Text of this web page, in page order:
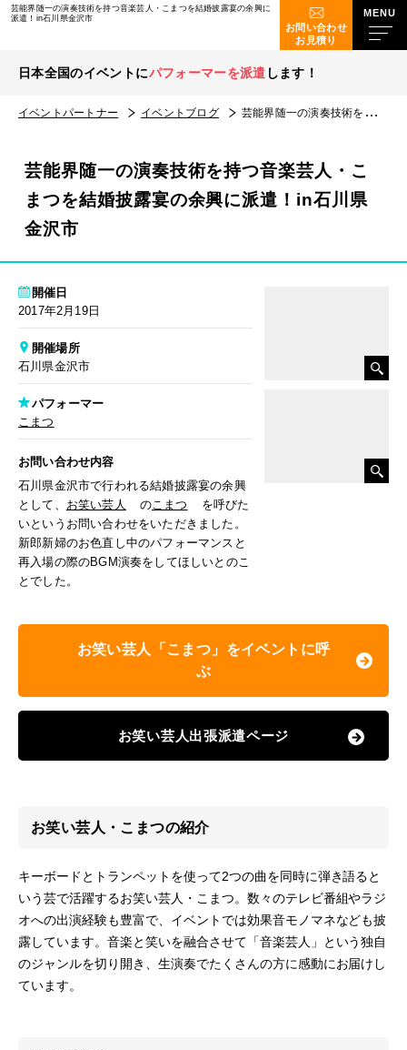
芸能界随一の演奏技術を持つ音楽芸人・こまつを結婚披露宴の余興に
派遣！in石川県金沢市
お問い合わせ
お見積り
日本全国のイベントにパフォーマーを派遣 します！
イベントパートナー イベントブログ 芸能界随一の演奏技術を持つ音楽芸人・こまつを結婚披露宴の余興に派遣！in石川県金沢市
芸能界随一の演奏技術を持つ音楽芸人・こ
まつを結婚披露宴の余興に派遣！in石川県
金沢市
開催日
2017年2月19日
開催場所
石川県金沢市
パフォーマー
こまつ
お問い合わせ内容
石川県金沢市で行われる結婚披露宴の余興
として、 お笑い芸人 のこまつ
を呼びた
いというお問い合わせをいただきました。
新郎新婦のお色直し中のパフォーマンスと
再入場の際のBGM演奏をしてほしいとのこ
とでした。
お笑い芸人「こまつ」をイベントに呼
ぶ
お笑い芸人出張派遣ページ
お笑い芸人・こまつの紹介
キーボードとトランペットを使って2つの曲を同時に弾き語ると
いう芸で活躍するお笑い芸人・こまつ。数々のテレビ番組やラジ
オへの出演経験も豊富で、イベントでは効果音モノマネなども披
露しています。音楽と笑いを融合させて「音楽芸人」という独自
のジャンルを切り開き、生演奏でたくさんの方に感動にお届けし
ています。